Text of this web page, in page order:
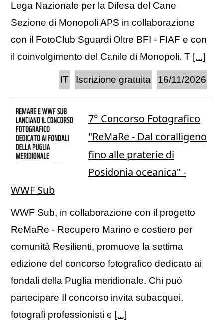
Lega Nazionale per la Difesa del Cane
Sezione di Monopoli APS in collaborazione
con il FotoClub Sguardi Oltre BFI - FIAF e con
il coinvolgimento del Canile di Monopoli. T [...]
16/11/2026
Iscrizione gratuita
IT
7° Concorso Fotografico
"ReMaRe - Dal coralligeno
fino alle praterie di
Posidonia oceanica" -
WWF Sub
WWF Sub, in collaborazione con il progetto
ReMaRe - Recupero Marino e costiero per
comunità Resilienti, promuove la settima
edizione del concorso fotografico dedicato ai
fondali della Puglia meridionale. Chi può
partecipare Il concorso invita subacquei,
fotografi professionisti e [...]